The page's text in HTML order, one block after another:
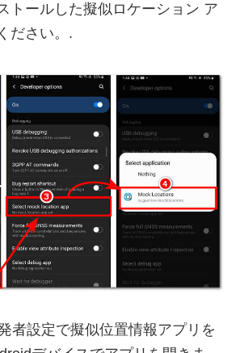
トールした擬似ロケーション ア
ださい。.
者設定で擬似位置情報アプリを